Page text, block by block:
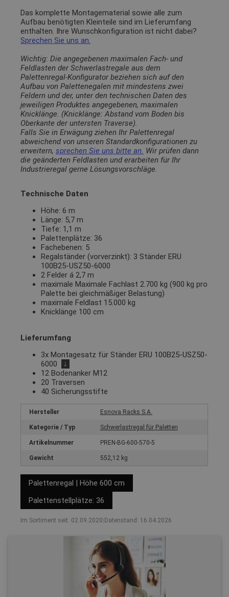
Das komplette Montagematerial sowie alle zum
Aufbau benötigten Kleinteile sind im Lieferumfang
enthalten. Ihre Wunschkonfiguration ist nicht dabei?
Sprechen Sie uns an.
Wichtig: Die angegebenen maximalen Fach- und
Feldlasten der Schwerlastregale aus dem
Palettenregal-Konfigurator beziehen sich auf den
Aufbau von Palettenegalen mit mindestens zwei
Feldern und der, unter den technischen Daten des
jeweiligen Produktes angegebenen, maximalen
Knicklänge. (Knicklänge: Abstand vom Boden bis
Oberkante der untersten Traverse).
Falls Sie in Erwägung ziehen Ihr Palettenregal
abweichend von unseren Standardkonfigurationen zu
erweitern, sprechen Sie uns bitte an. Wir prüfen dann
die geänderten Feldlasten und erarbeiten für Ihr
Industrieregal gerne Lösungsvorschläge.
Technische Daten
Höhe: 6 m
Länge: 5,7 m
Tiefe: 1,1 m
Palettenplätze: 36
Fachebenen: 5
Regalständer (vorverzinkt): 3 Ständer ERU
100B25-USZ50-6000
2 Felder á 2,7 m
maximale Maximale Fachlast 2.700 kg (900 kg pro
Palette bei gleichmäßiger Belastung)
maximale Feldlast 15.000 kg
Knicklänge 100 cm
Lieferumfang
3x Montagesatz für Ständer ERU 100B25-USZ50-
6000
↓
12 Bodenanker M12
20 Traversen
40 Sicherungsstifte
Hersteller Esnova Racks S.A.
Kategorie / Typ Schwerlastregal für Paletten
Artikelnummer PREN-BG-600-570-5
Gewicht 552,12 kg
Palettenregal | Höhe 600 cm
Palettenstellplätze: 36
Im Sortiment seit: 02.09.2020 Datenstand: 16.04.2026